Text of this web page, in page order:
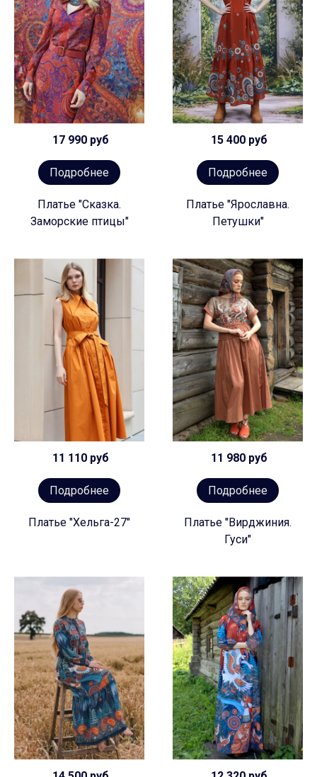
17 990 руб
Подробнее
Платье "Сказка.
Заморские птицы"
15 400 руб
Подробнее
Платье "Ярославна.
Петушки"
11 110 руб
Подробнее
Платье "Хельга-27"
11 980 руб
Подробнее
Платье "Вирджиния.
Гуси"